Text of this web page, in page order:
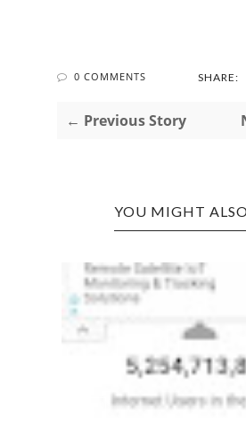
0 COMMENTS SHARE:
← Previous Story
YOU MIGHT